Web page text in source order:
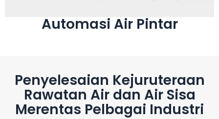
Automasi Air Pintar
Penyelesaian Kejuruteraan
Rawatan Air dan Air Sisa
Merentas Pelbagai Industri